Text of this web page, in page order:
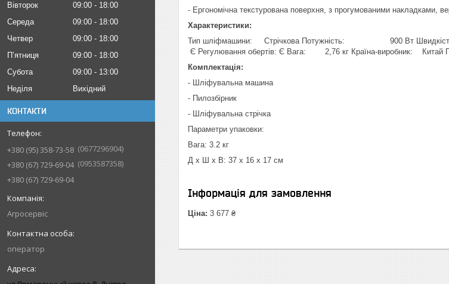
Вівторок
09:00
18:00
Середа
09:00
18:00
Четвер
09:00
18:00
Пʼятниця
09:00
18:00
Субота
09:00
13:00
Неділя
Вихідний
КОНТАКТИ
+380 (95) 358-73-58
0677296904
+380 (67) 729-69-04
0953587358
+380 (67) 729-69-04
Агросервіс
оператор
- Ергономічна текстурована поверхня, з прогумованими накладками,
Характеристики:
Тип шліфмашини: Стрічкова Потужність: 900 Вт
Є Регулювання обертів: Є Вага: 2,76 кг Країна-виробник:
Комплектація:
- Шліфувальна машина
- Пилозбірник
- Шліфувальна стрічка
Параметри упаковки:
Вага: 3.2 кг
Д х Ш х В: 37 x 16 x 17 см
Інформація для замовлення
Ціна: 3 677 ₴